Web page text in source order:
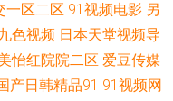
97在线资源网 99桃色色首页
A片视频 成人电彭 伪娘流出水
一区二区 91视频电影 另
色视频 日本天堂视频导
怡红院院二区 爱豆传媒
产日韩精品91 91视频网